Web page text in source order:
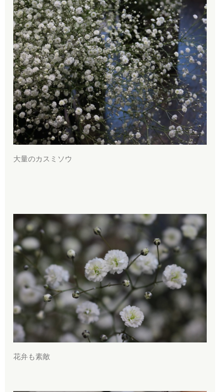
大量のカスミソウ
花弁も素敵